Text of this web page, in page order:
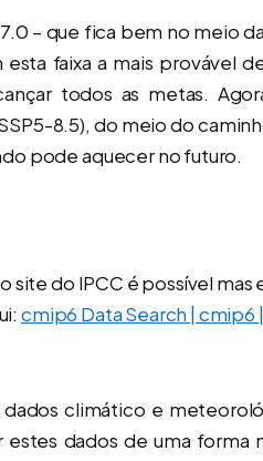
– que fica bem no meio
faixa a mais provável
todos as metas.
8.5), do meio do
pode aquecer no futuro.
site do IPCC é possível
cmip6 Data Search | cmip6
climático e
dados de uma forma